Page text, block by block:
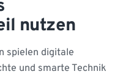
nutzen
spielen digitale
und smarte Technik